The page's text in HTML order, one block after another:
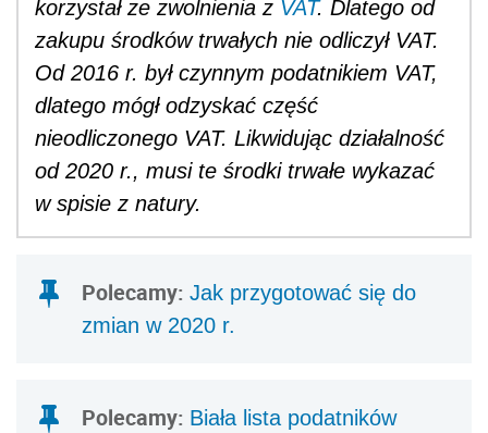
korzystał ze zwolnienia z VAT. Dlatego od
zakupu środków trwałych nie odliczył VAT.
Od 2016 r. był czynnym podatnikiem VAT,
dlatego mógł odzyskać część
nieodliczonego VAT. Likwidując działalność
od 2020 r., musi te środki trwałe wykazać
w spisie z natury.
Polecamy: Jak przygotować się do
zmian w 2020 r.
Polecamy: Biała lista podatników